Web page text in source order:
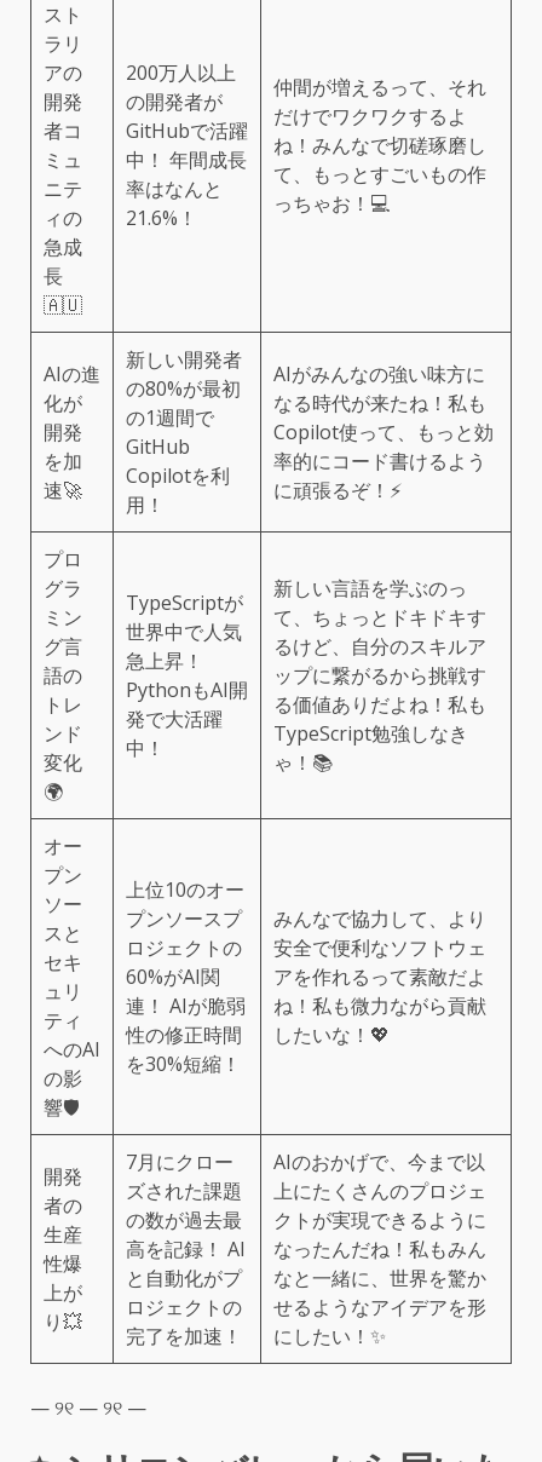
スト
ラリ
アの
開発
者コ
ミュ
ニテ
ィの
急成
長
🇦🇺
200万人以上
の開発者が
GitHubで活躍
中！ 年間成長
率はなんと
21.6%！
仲間が増えるって、それ
だけでワクワクするよ
ね！みんなで切磋琢磨し
て、もっとすごいもの作
っちゃお！💻
AIの進
化が
開発
を加
速🚀
新しい開発者
の80%が最初
の1週間で
GitHub
Copilotを利
用！
AIがみんなの強い味方に
なる時代が来たね！私も
Copilot使って、もっと効
率的にコード書けるよう
に頑張るぞ！⚡️
プロ
グラ
ミン
グ言
語の
トレ
ンド
変化
🌍
TypeScriptが
世界中で人気
急上昇！
PythonもAI開
発で大活躍
中！
新しい言語を学ぶのっ
て、ちょっとドキドキす
るけど、自分のスキルア
ップに繋がるから挑戦す
る価値ありだよね！私も
TypeScript勉強しなき
ゃ！📚
オー
プン
ソー
スと
セキ
ュリ
ティ
へのAI
の影
響🛡️
上位10のオー
プンソースプ
ロジェクトの
60%がAI関
連！ AIが脆弱
性の修正時間
を30%短縮！
みんなで協力して、より
安全で便利なソフトウェ
アを作れるって素敵だよ
ね！私も微力ながら貢献
したいな！💖
開発
者の
生産
性爆
上が
り💥
7月にクロー
ズされた課題
の数が過去最
高を記録！ AI
と自動化がプ
ロジェクトの
完了を加速！
AIのおかげで、今まで以
上にたくさんのプロジェ
クトが実現できるように
なったんだね！私もみん
なと一緒に、世界を驚か
せるようなアイデアを形
にしたい！✨
— ୨୧ — ୨୧ —